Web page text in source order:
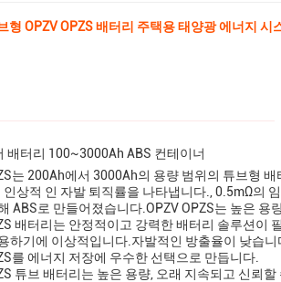
형 OPZV OPZS 배터리 주택용 태양광 에너지 시
배터리 100~3000Ah ABS 컨테이너
는 200Ah에서 3000Ah의 용량 범위의 튜브형
인상적 인 자발 퇴직률을 나타냅니다., 0.5mΩ의
ABS로 만들어졌습니다.OPZV OPZS는 높은
배터리는 안정적이고 강력한 배터리 솔루션이
하기에 이상적입니다.자발적인 방출율이 낮습
를 에너지 저장에 우수한 선택으로 만듭니다.
튜브 배터리는 높은 용량, 오래 지속되고 신뢰